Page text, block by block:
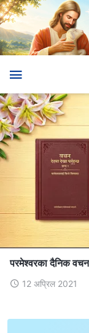
परमेश्‍वरका दैनिक
12 अप्रिल 2021